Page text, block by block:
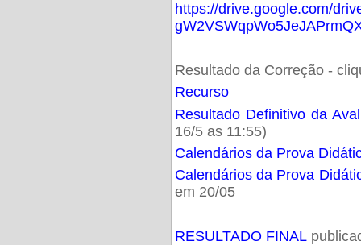
https://drive.google.com/
Resultado da Correção -
Recurso
Resultado Definitivo da
16/5 as 11:55)
Calendários da Prova
Calendários da Prova
em 20/05
RESULTADO FINAL